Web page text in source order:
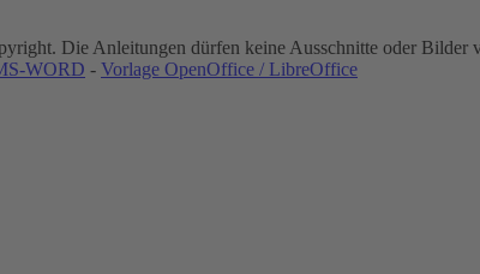
Die Anleitungen dürfen keine Ausschnitte oder Bilder
WORD - Vorlage OpenOffice / LibreOffice